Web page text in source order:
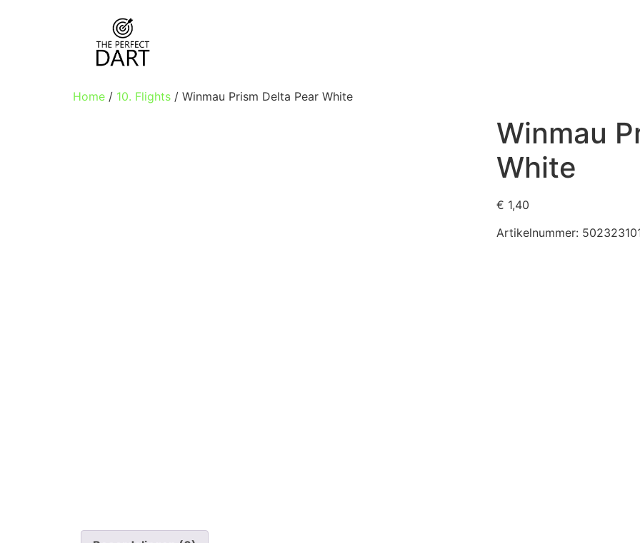
Home / 10. Flights / Winmau Prism Delta Pear White
Winmau
White
€ 1,40
Artikelnummer: